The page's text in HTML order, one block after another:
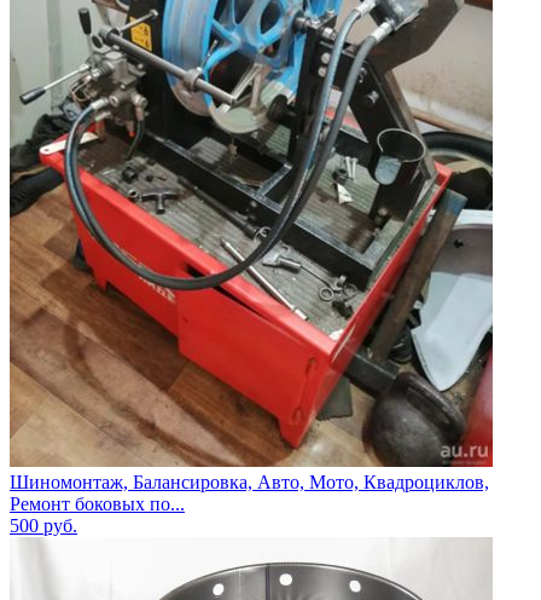
Шиномонтаж, Балансировка, Авто, Мото, Квадроциклов,
Ремонт боковых по...
500 руб.